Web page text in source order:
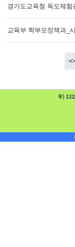
경기도교육청 독도체험
교육부 학부모정책과_